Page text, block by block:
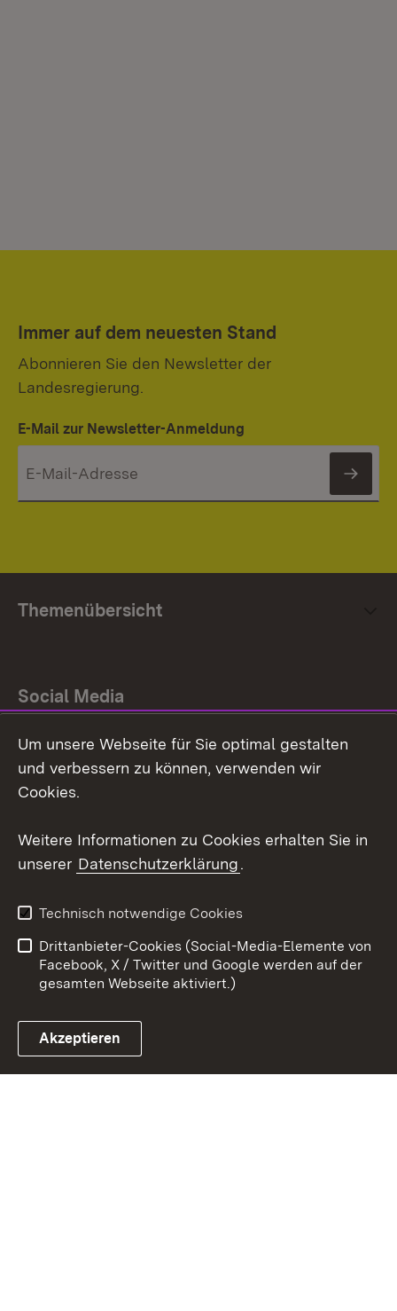
Immer auf dem neuesten Stand
Abonnieren Sie den Newsletter der
Landesregierung.
E-Mail zur Newsletter-Anmeldung
Themenübersicht
Social Media
Facebook
Link zum Landesportal
Barrierefreiheit
Kontakt
Cookies
Um unsere Webseite für Sie optimal gestalten
und verbessern zu können, verwenden wir
Cookies.
Weitere Informationen zu Cookies erhalten Sie in
unserer Datenschutzerklärung.
Technisch notwendige Cookies
Drittanbieter-Cookies (Social-Media-Elemente von
Facebook, X / Twitter und Google werden auf der
gesamten Webseite aktiviert.)
Akzeptieren